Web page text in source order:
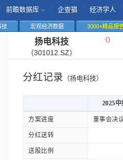
前瞻数据库 企查猫 经济学人
技 宏观经济数据 3000+精品报
扬电科技
（301012.SZ）
（）
分红记录 （扬电科技）
2025中
2025中
方案进度 董事会决
分红送转
送股比例
方案进度
分红送转
送股比例